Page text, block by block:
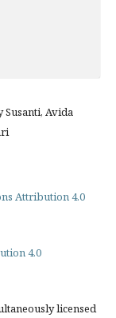
Susanti, Avida
Attribution 4.0
4.0
licensed